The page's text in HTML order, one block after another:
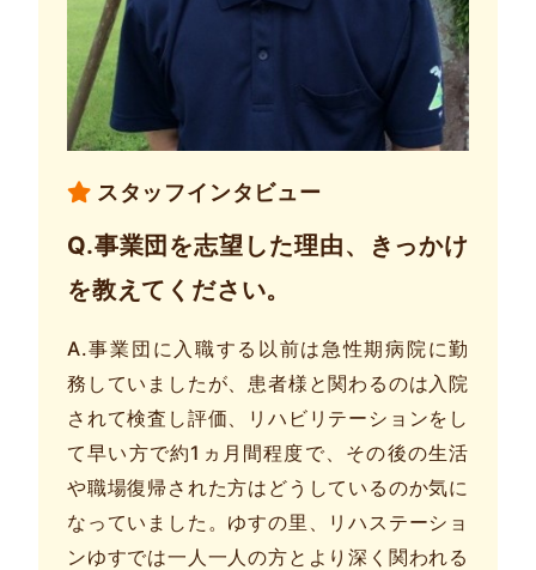
スタッフインタビュー
Q.事業団を志望した理由、きっかけ
を教えてください。
A.事業団に入職する以前は急性期病院に勤
務していましたが、患者様と関わるのは入院
されて検査し評価、リハビリテーションをし
て早い方で約1ヵ月間程度で、その後の生活
や職場復帰された方はどうしているのか気に
なっていました。ゆすの里、リハステーショ
ンゆすでは一人一人の方とより深く関われる